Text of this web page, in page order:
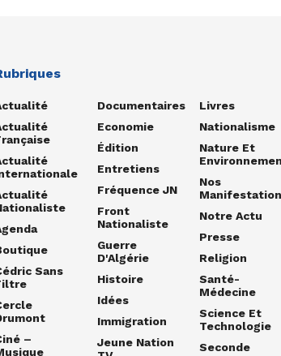
Sans
–
Documentaires
Economie
Édition
Entretiens
Fréquence JN
Front
Nationaliste
Guerre
D'Algérie
Histoire
Idées
Immigration
Jeune Nation
Livres
Nationalisme
Nature Et
Nos
Notre Actu
Presse
Religion
Santé-
Médecine
Science Et
Technologie
Seconde